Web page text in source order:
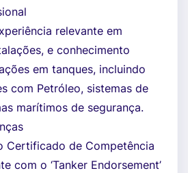
relevante em
e conhecimento
em tanques, incluindo
com Petróleo, sistemas de
marítimos de segurança.
Certificado de Competência
com o ‘Tanker Endorsement’